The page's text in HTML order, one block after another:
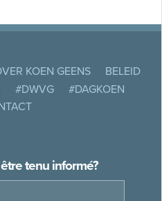
KOEN GEENS
BELEID
#DWVG
#DAGKOEN
tenu informé?